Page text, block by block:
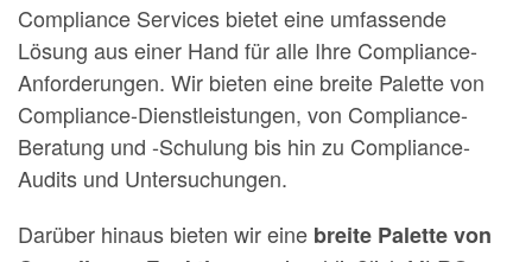
Compliance Services bietet eine umfassende
Lösung aus einer Hand für alle Ihre Compliance-
Anforderungen. Wir bieten eine breite Palette von
Compliance-Dienstleistungen, von Compliance-
Beratung und -Schulung bis hin zu Compliance-
Audits und Untersuchungen.
Darüber hinaus bieten wir eine breite Palette von